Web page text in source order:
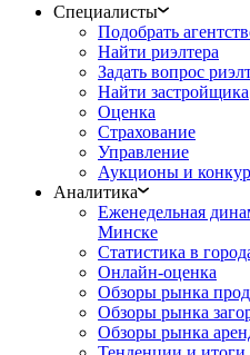
Специалисты
Подобрать
Найти риэлтера
Задать вопрос
Найти застройщика
Оценка
Страхование
Управление
Аукционы и
Аналитика
Еженедельная
Минске
Статистика в
Онлайн-оценка
Обзоры рынка
Обзоры рынка
Обзоры рынка